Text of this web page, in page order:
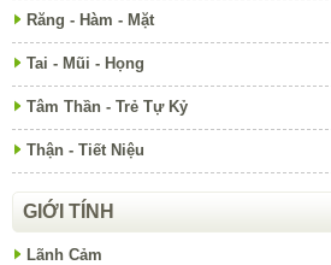
Răng - Hàm - Mặt
Tai - Mũi - Họng
Tâm Thần - Trẻ Tự Kỷ
Thận - Tiết Niệu
GIỚI TÍNH
Lãnh Cảm